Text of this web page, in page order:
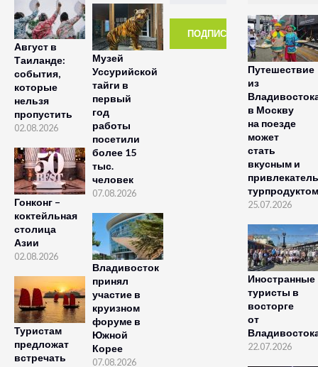
Август в
Таиланде:
события,
которые
нельзя
пропустить
02.08.2026
Гонконг –
коктейльная
столица
Азии
02.08.2026
Туристам
предложат
встречать
Музей
Уссурийской
тайги в
первый
год
работы
посетили
более 15
тыс.
человек
07.08.2026
Владивосток
принял
участие в
круизном
форуме в
Южной
Корее
07.08.2026
Путешествие
из
в Москву
на поезде
может
стать
вкусным и
турпродуктом
25.07.2026
Иностранные
туристы в
восторге
от
22.07.2026